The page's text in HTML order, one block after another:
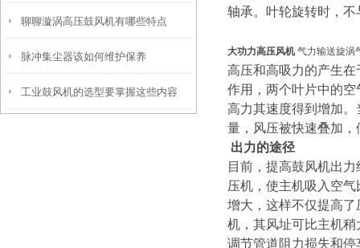
聊聊漩涡高压鼓风机有哪些特点
脉冲集尘器该如何维护保养
工业鼓风机的选型要掌握这些内容
轴承。叶轮旋转时，
大功力高压风机气力输送旋涡
高压和高吸力的产生
作用，两个叶片中的
高力其速度得到增加
量，风压被快速叠加
出力的途径
目前，提高鼓风机出
压机，使主机吸入空
增大，这样不仅提高
机，其风址可比主机
调节管道阻力损失和